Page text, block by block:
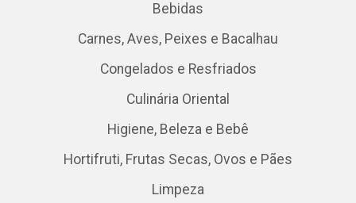
Bebidas
Carnes, Aves, Peixes e Bacalhau
Congelados e Resfriados
Culinária Oriental
Higiene, Beleza e Bebê
Hortifruti, Frutas Secas, Ovos e Pães
Limpeza